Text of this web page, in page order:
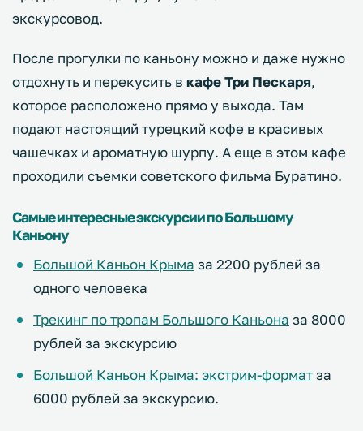
экскурсовод.
После прогулки по каньону можно и даже нужно
отдохнуть и перекусить в кафе Три Пескаря,
которое расположено прямо у выхода. Там
подают настоящий турецкий кофе в красивых
чашечках и ароматную шурпу. А еще в этом кафе
проходили съемки советского фильма Буратино.
Самые интересные экскурсии по Большому
Каньону
Большой Каньон Крыма за 2200 рублей за
одного человека
Трекинг по тропам Большого Каньона за 8000
рублей за экскурсию
Большой Каньон Крыма: экстрим-форматза
6000 рублей за экскурсию.